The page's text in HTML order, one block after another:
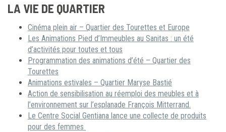
LA VIE DE QUARTIER
Cinéma plein air – Quartier des Tourettes et Europe
Les Animations Pied d’Immeubles au Sanitas : un été
d’activités pour toutes et tous
Programmation des animations d’été – Quartier des
Tourettes
Animations estivales – Quartier Maryse Bastié
Action de sensibilisation au réemploi des meubles et à
l’environnement sur l’esplanade François Mitterrand.
Le Centre Social Gentiana lance une collecte de produits
pour des femmes